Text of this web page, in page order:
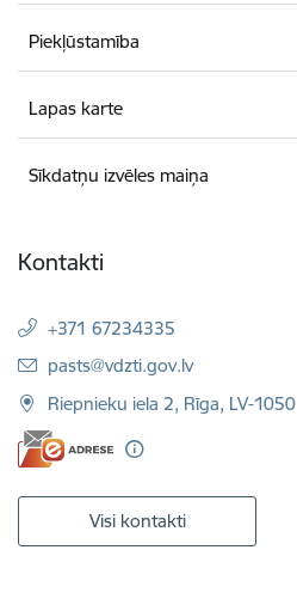
Piekļūstamība
Lapas karte
Sīkdatņu izvēles maiņa
Kontakti
+371 67234335
E-pasts:
pasts@vdzti.gov.lv
Riepnieku iela 2, Rīga, LV-1050
Visi kontakti